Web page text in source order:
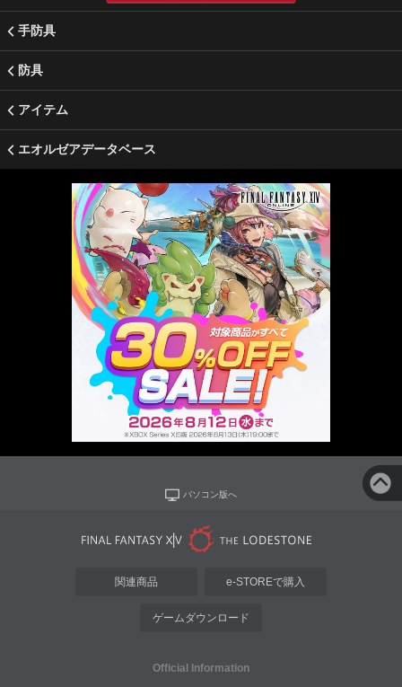
手防具
防具
アイテム
エオルゼアデータベース
パソコン版へ
関連商品 e-STOREで購入
ゲームダウンロード
Official Information